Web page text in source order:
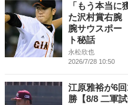
「もう本当
た沢村賞右腕
腕サウスポー
ト秘話
永松欣也
2026/7/28 10:50
江原雅裕が6
勝【8/8 二軍試